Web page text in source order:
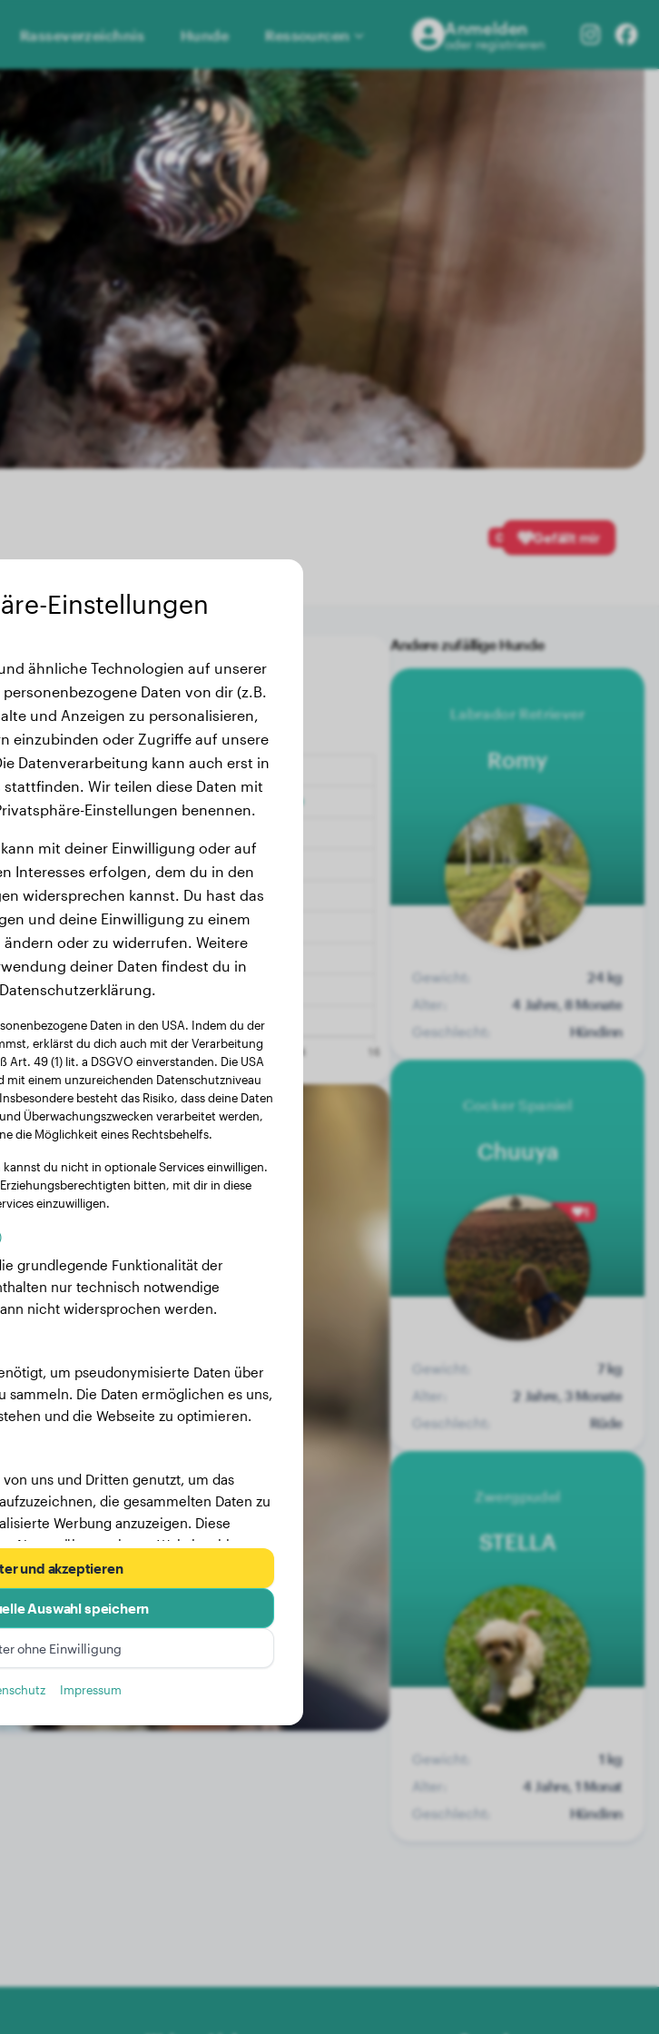
Rasseverzeichnis Hunde Ressourcen Anmelden
oder registrieren
0 Gefällt mir
Andere zufällige Hunde
Labrador Retriever
Romy
Gewicht:
24 kg
Alter:
4 Jahre, 8 Monate
Geschlecht:
Hündinn
Cocker Spaniel
Chuuya
1
Gewicht:
7 kg
Alter:
2 Jahre, 3 Monate
Geschlecht:
Rüde
Zwergpudel
STELLA
Gewicht:
1 kg
Alter:
4 Jahre, 1 Monat
Geschlecht:
Hündinn
Einstellungen
ähnliche Technologien auf unserer
Daten von dir (z.B.
und Anzeigen zu personalisieren,
einzubinden oder Zugriffe auf unsere
Datenverarbeitung kann auch erst in
stattfinden. Wir teilen diese Daten mit
Einstellungen benennen.
mit deiner Einwilligung oder auf
Interesses erfolgen, dem du in den
widersprechen kannst. Du hast das
und deine Einwilligung zu einem
oder zu widerrufen. Weitere
deiner Daten findest du in
Daten in den USA. Indem du der
erklärst du dich auch mit der Verarbeitung
Art. 49 (1) lit. a DSGVO einverstanden. Die USA
mit einem unzureichenden Datenschutzniveau
besteht das Risiko, dass deine Daten
Überwachungszwecken verarbeitet werden,
die Möglichkeit eines Rechtsbehelfs.
kannst du nicht in optionale Services einwilligen.
bitten, mit dir in diese
einzuwilligen.
grundlegende Funktionalität der
nur technisch notwendige
nicht widersprochen werden.
um pseudonymisierte Daten über
sammeln. Die Daten ermöglichen es uns,
und die Webseite zu optimieren.
uns und Dritten genutzt, um das
die gesammelten Daten zu
Werbung anzuzeigen. Diese
Nutzer über mehrere Websites hinweg
unserer Werbepartner.
Datenschutzerklärung
und akzeptieren
Auswahl speichern
ohne Einwilligung
Impressum